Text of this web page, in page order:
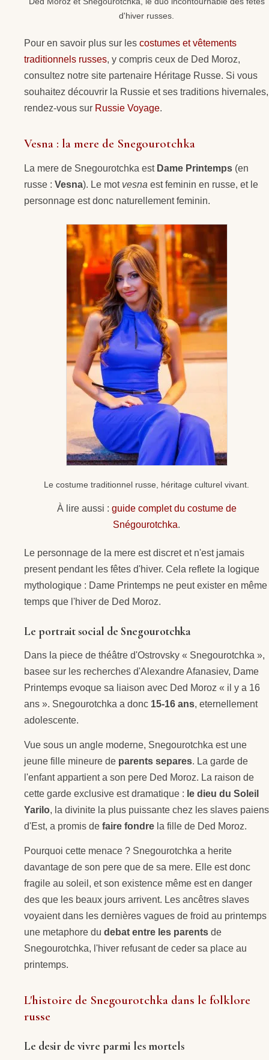
d'hiver russes.
Pour en savoir plus sur les costumes et vêtements
traditionnels russes, y compris ceux de Ded Moroz,
consultez notre site partenaire Héritage Russe. Si vous
souhaitez découvrir la Russie et ses traditions hivernales,
rendez-vous sur Russie Voyage.
Vesna : la mere de Snegourotchka
La mere de Snegourotchka est Dame Printemps (en
russe : Vesna). Le mot vesna est feminin en russe, et le
personnage est donc naturellement feminin.
Le costume traditionnel russe, héritage culturel vivant.
À lire aussi : guide complet du costume de
Snégourotchka.
Le personnage de la mere est discret et n'est jamais
present pendant les fêtes d'hiver. Cela reflete la logique
mythologique : Dame Printemps ne peut exister en même
temps que l'hiver de Ded Moroz.
Le portrait social de Snegourotchka
Dans la piece de théâtre d'Ostrovsky « Snegourotchka »,
basee sur les recherches d'Alexandre Afanasiev, Dame
Printemps evoque sa liaison avec Ded Moroz « il y a 16
ans ». Snegourotchka a donc 15-16 ans, eternellement
adolescente.
Vue sous un angle moderne, Snegourotchka est une
jeune fille mineure de parents separes. La garde de
l'enfant appartient a son pere Ded Moroz. La raison de
cette garde exclusive est dramatique : le dieu du Soleil
Yarilo, la divinite la plus puissante chez les slaves paiens
d'Est, a promis de faire fondre la fille de Ded Moroz.
Pourquoi cette menace ? Snegourotchka a herite
davantage de son pere que de sa mere. Elle est donc
fragile au soleil, et son existence même est en danger
des que les beaux jours arrivent. Les ancêtres slaves
voyaient dans les dernières vagues de froid au printemps
une metaphore du debat entre les parents de
Snegourotchka, l'hiver refusant de ceder sa place au
printemps.
L'histoire de Snegourotchka dans le folklore
russe
Le desir de vivre parmi les mortels